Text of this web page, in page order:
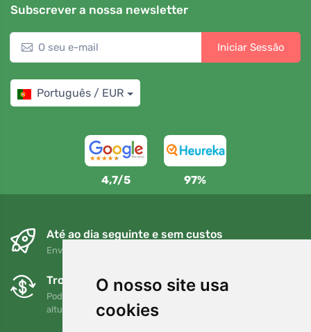
O nosso site usa
cookies
Subscrever a nossa newsletter
Iniciar Sessão
Português / EUR
4,7/5 97%
Até ao dia seguinte e sem custos
Envio gratuito para encomendas superiores a 80 EUR
Trocas e devoluções gratuitas
Pode devolver ou trocar a sua encomenda em qualquer
altura no prazo de 90 dias